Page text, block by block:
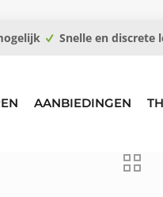
Snelle en discrete
AANBIEDINGEN